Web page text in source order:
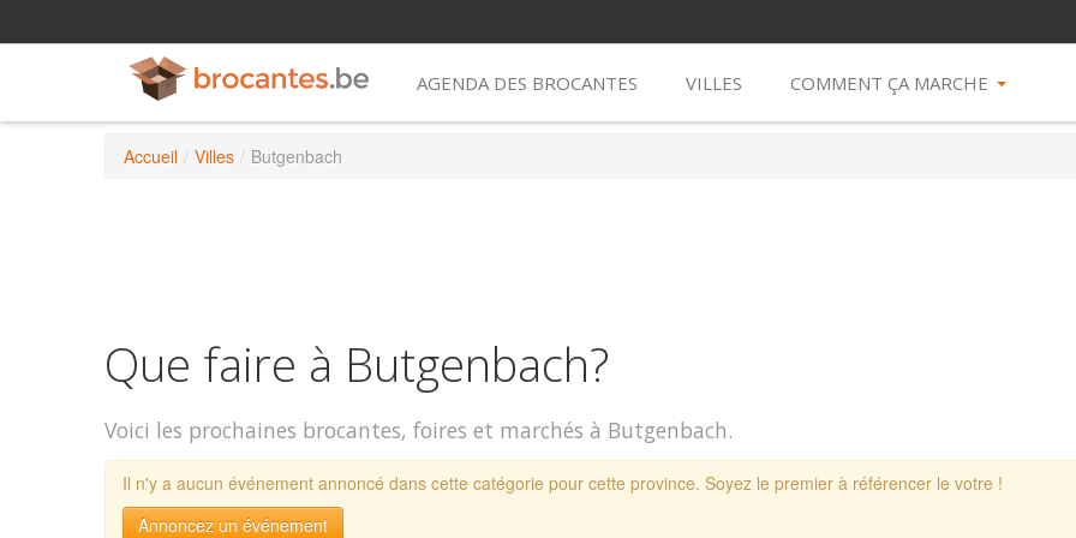
AGENDA DES BROCANTES VILLES COMMENT ÇA MARCHE
Accueil / Villes / Butgenbach
Que faire à Butgenbach?
Voici les prochaines brocantes, foires et marchés à Butgenbach.
Il n'y a aucun événement annoncé dans cette catégorie pour cette province. Soyez le premier à référencer le votre !
Annoncez un événement